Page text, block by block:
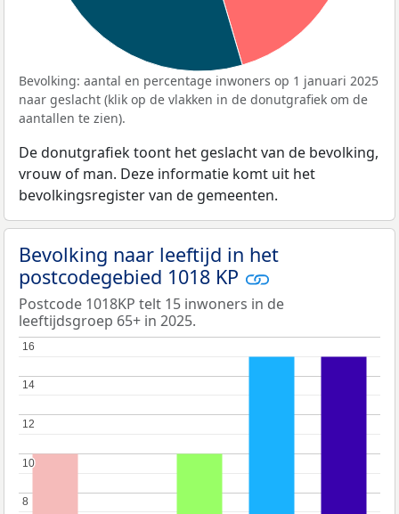
Bevolking: aantal en percentage inwoners op 1 januari 2025
naar geslacht (klik op de vlakken in de donutgrafiek om de
aantallen te zien).
De donutgrafiek toont het geslacht van de bevolking,
vrouw of man. Deze informatie komt uit het
bevolkingsregister van de gemeenten.
Bevolking naar leeftijd in het
postcodegebied 1018 KP
Postcode 1018KP telt 15 inwoners in de
leeftijdsgroep 65+ in 2025.
8
8
10
10
12
12
14
14
16
16